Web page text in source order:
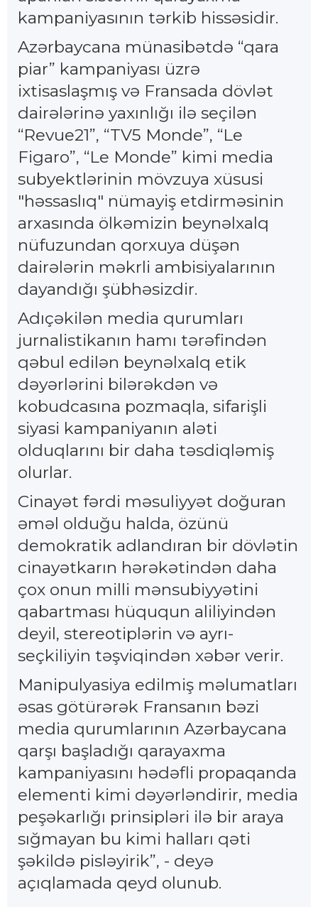
kampaniyasının tərkib hissəsidir.
Azərbaycana münasibətdə “qara
piar” kampaniyası üzrə
ixtisaslaşmış və Fransada dövlət
dairələrinə yaxınlığı ilə seçilən
“Revue21”, “TV5 Monde”, “Le
Figaro”, “Le Monde” kimi media
subyektlərinin mövzuya xüsusi
"həssaslıq" nümayiş etdirməsinin
arxasında ölkəmizin beynəlxalq
nüfuzundan qorxuya düşən
dairələrin məkrli ambisiyalarının
dayandığı şübhəsizdir.
Adıçəkilən media qurumları
jurnalistikanın hamı tərəfindən
qəbul edilən beynəlxalq etik
dəyərlərini bilərəkdən və
kobudcasına pozmaqla, sifarişli
siyasi kampaniyanın aləti
olduqlarını bir daha təsdiqləmiş
olurlar.
Cinayət fərdi məsuliyyət doğuran
əməl olduğu halda, özünü
demokratik adlandıran bir dövlətin
cinayətkarın hərəkətindən daha
çox onun milli mənsubiyyətini
qabartması hüququn aliliyindən
deyil, stereotiplərin və ayrı-
seçkiliyin təşviqindən xəbər verir.
Manipulyasiya edilmiş məlumatları
əsas götürərək Fransanın bəzi
media qurumlarının Azərbaycana
qarşı başladığı qarayaxma
kampaniyasını hədəfli propaqanda
elementi kimi dəyərləndirir, media
peşəkarlığı prinsipləri ilə bir araya
sığmayan bu kimi halları qəti
şəkildə pisləyirik”, - deyə
açıqlamada qeyd olunub.